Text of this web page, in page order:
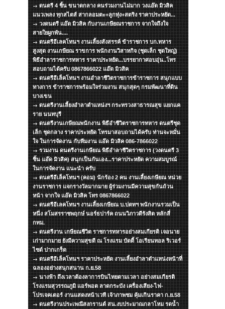
ดนตรี 4 ชิ้น ขนาดกลาง คนร่วมงานไม่มาก วงแอ๊ด มิวสิค
แนวเพลง ทุกสไตส์ สากลอมตะ+ลูกทุ่ง+สตริง ราคาประหยัด...
วงดนตรี แอ๊ด มิวสิค กับงานเกษียณราชการ จากใจถึงใจ
สายใยผูกพัน....
ดนตรีอีเลคโทนฯ งานเลี้ยงสังสรรค์ ข้าราชการ บก.ทหาร
สูงสุด งานเกษียณ ราขการ พนักงานวิสาหกิจ (ชุดเล็ก ชุดใหญ่)
พิธีอำลาราชการทหาร ราคาประหยัด...บรรยากาศอบอุ่น..โทร
สอบถามได้ครับ 0867866022 แอ๊ด มิวสิค
ดนตรีอีเล็คโทนฯ งานอำลาชีวิตราชการข้าราชการ สนุกแบบ
ทางการ ข้าราชการพร้อมใจร่วมงาน สนุกสุดๆ กรมพัฒนาที่ดิน
บางเขน
ดนตรีงานเลี้ยงอำลาตำแหน่งฯ กระทรวงสาธารณสุข แยกแค
ราย นนทบุรี
ดนตรีงานเกษียณพนักงาน พิธีอำชีวิตราชการทหาร ดนตรีชุด
เล็ก ชุดกลาง ราคาประหยัด โทรมาสอบถามได้ครับ ท่านจะหมั่น
ใจ ในการจัดงาน กับทีมงาน แอ๊ด มิวสิค 086-7866022
รวมงาน ดนตรีงานเกษียณ พิธีอำลาชีวิตราชการ (วงดนตรี 3
ชิ้น แอ๊ด มิวสิค) สนุกเป็นกันเอง...ราคาประหยัด ความสมบูรณ์
ในการจัดงาน แนะนำ ครับ
ดนตรีอีเล็คโทนฯ (คอม) นักร้อง 2 คน งานเลี้ยงเกษียณ หน่วย
งานราชการ แจกรางวัลมากมาย ผู้ร่วมงานมีความสุขกันถ้วน
หน้า จากใจ แอ๊ด มิวสิค โทร 0867866022
ดนตรีอีเลคโทนฯ งานเลี้ยงเกษียณ บ.ปตทฯ พนักงานรวมเป็น
หนึ่ง สโมสรราชพฤกษ์ นอร์ธปาร์ค ถนนวิภาวดีรังสิต หลักสี่
กทม.
ดนตรีงาน เกษียณชีวิต ราชการทหารอย่างสมเกียรติ เจอนาย
เก่ามากมาย ยังมีความสุขดี ณ โรงแรม บัดดี้ โอเรียนทอล ริเวอร์
ไซด์ ปากเกร็ด
ดนตรีอีเล็คโทนฯ ราคาประหยัด งานเลี้ยงอำลาตำแหน่งหน้าที่
ฉลองอย่างสนุกสนาน ก.ย.58
นางฟ้า ถึงเวลาต้องลาการบินไทยตามเวลา อย่างสมเกียรติ
โรงแรมสุวรรณภูมิ แอร์พอต ลาดกระบัง เครื่องเสียง-ไฟ-
โปรเจคเตอร์ งานแสดงหน้าเวที เจ้าภาพชม คุ้มเกินราคา ก.ย.58
ดนตรีงานประเพณีสงกรานต์ สน.งบประมาณกลาโหม รดน้ำ